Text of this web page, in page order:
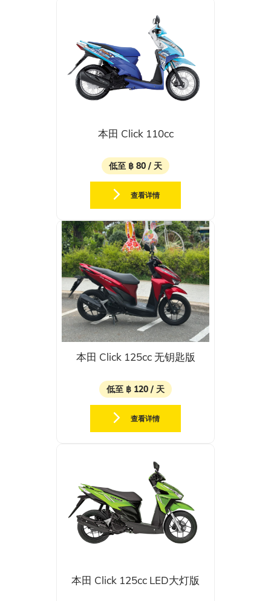
本田 Click 110cc
低至 ฿ 80 / 天
查看详情
本田 Click 125cc 无钥匙版
低至 ฿ 120 / 天
查看详情
本田 Click 125cc LED大灯版